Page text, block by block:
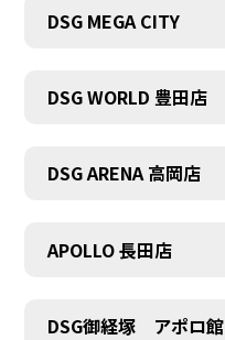
DSG MEGA CITY
DSG WORLD 豊田店
DSG ARENA 高岡店
APOLLO 長田店
DSG御経塚 アポロ館